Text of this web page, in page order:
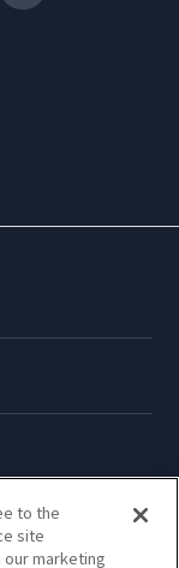
to the
site
our marketing